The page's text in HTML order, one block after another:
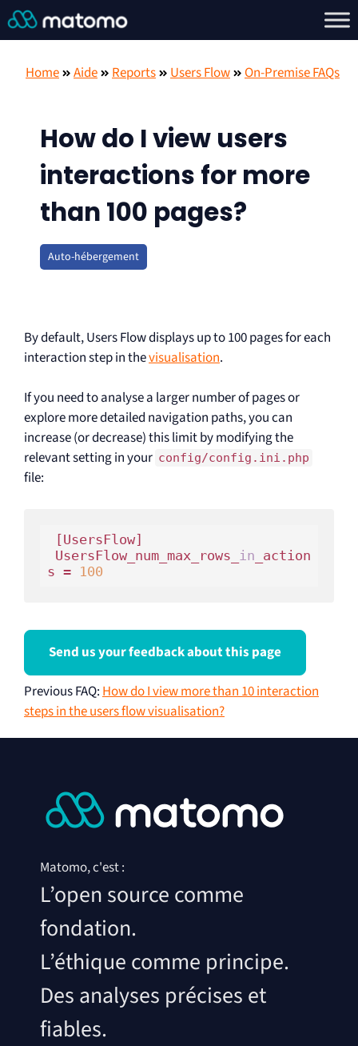
Home Aide Reports Users Flow On-Premise FAQs
How do I view users
interactions for more
than 100 pages?
Auto-hébergement
By default, Users Flow displays up to 100 pages for each
interaction step in thevisualisation.
If you need to analyse a larger number of pages or
explore more detailed navigation paths, you can
increase (or decrease) this limit by modifying the
relevant setting in your config/config.ini.php
file:
UsersFlow_num_max_rows_ in _action
s = 100
Send us your feedback about this page
Previous FAQ: How do I view more than 10 interaction
steps in the users flow visualisation?
Matomo, c'est :
L’open source comme
fondation.
L’éthique comme principe.
Des analyses précises et
fiables.